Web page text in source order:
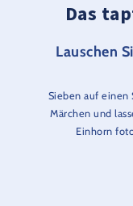
Das
Lauschen
Sieben auf einen
Märchen und
Einhorn